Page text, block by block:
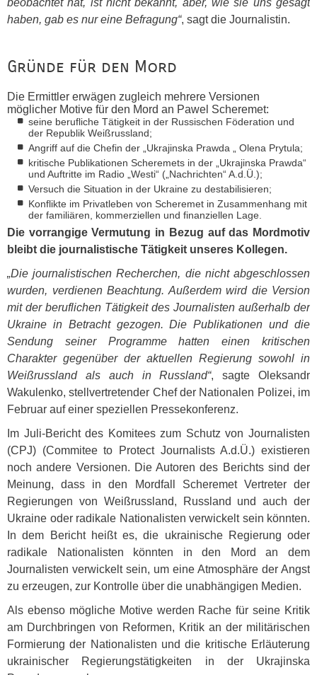
beobachtet hat, ist nicht bekannt, aber, wie sie uns gesagt
haben, gab es nur eine Befragung“, sagt die Journalistin.
Gründe für den Mord
Die Ermittler erwägen zugleich mehrere Versionen
möglicher Motive für den Mord an Pawel Scheremet:
seine berufliche Tätigkeit in der Russischen Föderation und
der Republik Weißrussland;
Angriff auf die Chefin der „Ukrajinska Prawda „ Olena Prytula;
kritische Publikationen Scheremets in der „Ukrajinska Prawda“
und Auftritte im Radio „Westi“ („Nachrichten“ A.d.Ü.);
Versuch die Situation in der Ukraine zu destabilisieren;
Konflikte im Privatleben von Scheremet in Zusammenhang mit
der familiären, kommerziellen und finanziellen Lage.
Die vorrangige Vermutung in Bezug auf das Mordmotiv
bleibt die journalistische Tätigkeit unseres Kollegen.
„Die journalistischen Recherchen, die nicht abgeschlossen
wurden, verdienen Beachtung. Außerdem wird die Version
mit der beruflichen Tätigkeit des Journalisten außerhalb der
Ukraine in Betracht gezogen. Die Publikationen und die
Sendung seiner Programme hatten einen kritischen
Charakter gegenüber der aktuellen Regierung sowohl in
Weißrussland als auch in Russland“, sagte Oleksandr
Wakulenko, stellvertretender Chef der Nationalen Polizei, im
Februar auf einer speziellen Pressekonferenz.
Im Juli-Bericht des Komitees zum Schutz von Journalisten
(CPJ) (Commitee to Protect Journalists A.d.Ü.) existieren
noch andere Versionen. Die Autoren des Berichts sind der
Meinung, dass in den Mordfall Scheremet Vertreter der
Regierungen von Weißrussland, Russland und auch der
Ukraine oder radikale Nationalisten verwickelt sein könnten.
In dem Bericht heißt es, die ukrainische Regierung oder
radikale Nationalisten könnten in den Mord an dem
Journalisten verwickelt sein, um eine Atmosphäre der Angst
zu erzeugen, zur Kontrolle über die unabhängigen Medien.
Als ebenso mögliche Motive werden Rache für seine Kritik
am Durchbringen von Reformen, Kritik an der militärischen
Formierung der Nationalisten und die kritische Erläuterung
ukrainischer Regierungstätigkeiten in der Ukrajinska